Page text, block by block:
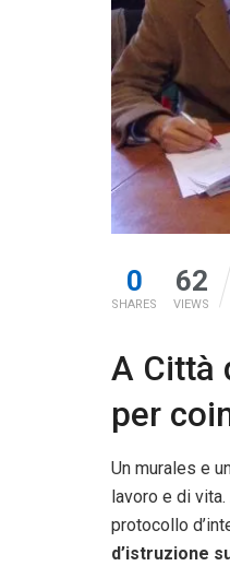
0
SHARES
62
VIEWS
A Città
per
Un murales e
lavoro e di
protocollo
d’istruzione